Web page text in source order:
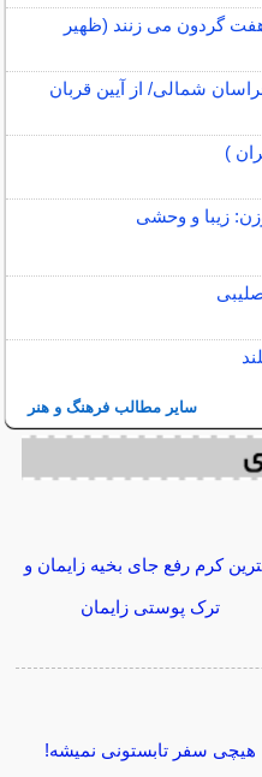
گردون می زنند (ظهیر
شمالی/ از آیین قربان
)
زیبا و وحشی
سایر مطالب فرهنگ و هنر
کرم رفع جای بخیه زایمان و
ترک پوستی زایمان
هیچی سفر تابستونی نمیشه!